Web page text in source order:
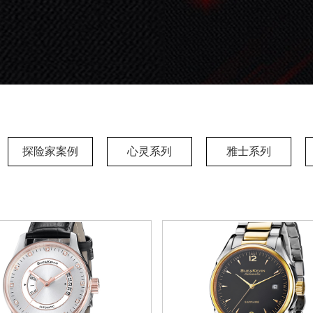
探险家案例 心灵系列 雅士系列